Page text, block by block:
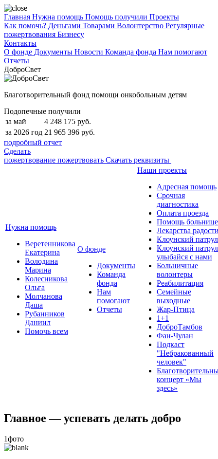
Главная Нужна помощь Помощь получили Проекты
Как помочь? Деньгами Товарами Волонтерство Регулярные
пожертвования Бизнесу
Контакты
О фонде Документы Новости Команда фонда Нам помогают
Отчеты
ДоброСвет
Благотворительный фонд помощи онкобольным детям
Подопечные получили
за май
4 248 175 руб.
за 2026 год 21 965 396 руб.
подробный отчет
Сделать
пожертвование пожертвовать Скачать реквизиты
Нужна помощь
Веретенникова
Екатерина
Володина
Марина
Колесникова
Ольга
Молчанова
Даша
Рубанников
Даниил
Помочь всем
О фонде
Документы
Команда
фонда
Нам
помогают
Отчеты
Наши проекты
Адресная помощь
Срочная
диагностика
Оплата проезда
Помощь больнице
Лекарства
Клоунский
Клоунский
улыбайся с нами
Больничные
волонтеры
Реабилитация
Семейные
выходные
Жар-Птица
1+1
ДоброТамбов
Фан-Чулан
Подкаст
"Небракованный
человек"
концерт «Мы
здесь»
Главное — успевать делать добро
1фото